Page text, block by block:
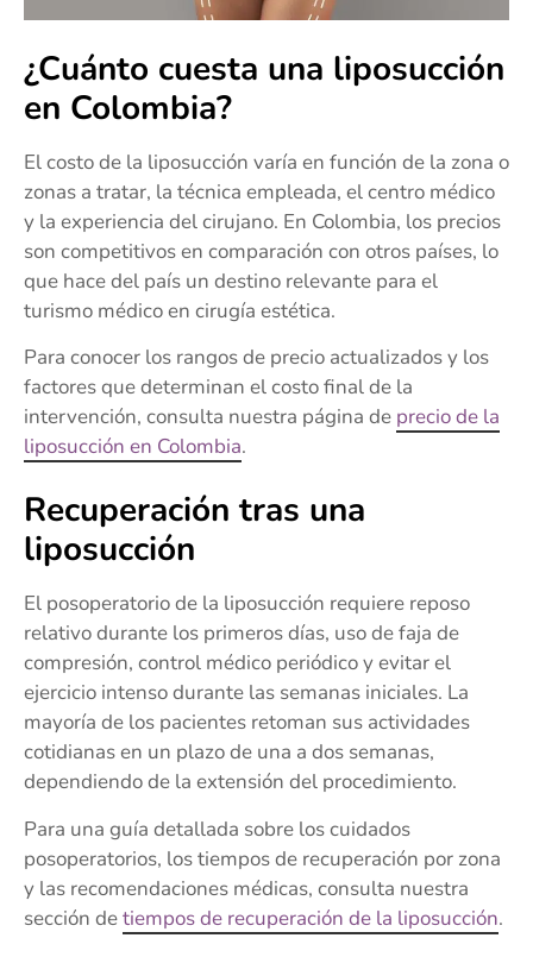
¿Cuánto cuesta una liposucción
en Colombia?
El costo de la liposucción varía en función de la zona o
zonas a tratar, la técnica empleada, el centro médico
y la experiencia del cirujano. En Colombia, los precios
son competitivos en comparación con otros países, lo
que hace del país un destino relevante para el
turismo médico en cirugía estética.
Para conocer los rangos de precio actualizados y los
factores que determinan el costo final de la
intervención, consulta nuestra página de precio de la
liposucción en Colombia.
Recuperación tras una
liposucción
El posoperatorio de la liposucción requiere reposo
relativo durante los primeros días, uso de faja de
compresión, control médico periódico y evitar el
ejercicio intenso durante las semanas iniciales. La
mayoría de los pacientes retoman sus actividades
cotidianas en un plazo de una a dos semanas,
dependiendo de la extensión del procedimiento.
Para una guía detallada sobre los cuidados
posoperatorios, los tiempos de recuperación por zona
y las recomendaciones médicas, consulta nuestra
sección detiempos de recuperación de la liposucción.